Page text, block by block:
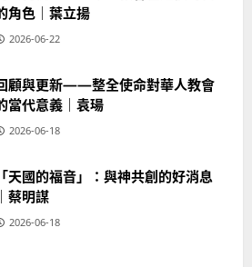
角色｜葉立揚
2026-06-22
顧與更新——整全使命對華人教會
當代意義｜袁瑒
2026-06-18
「天國的福音」：與神共創的好消息
｜蔡明謀
2026-06-18